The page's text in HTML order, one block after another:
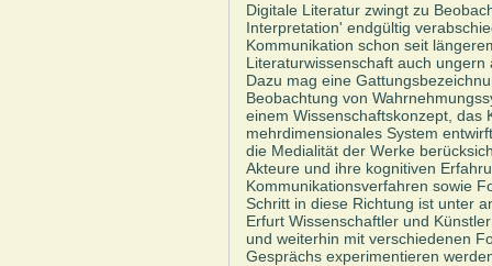
Digitale Literatur zwingt zu
Interpretation' endgültig
Kommunikation schon seit
Literaturwissenschaft auch
Dazu mag eine
Beobachtung von
einem Wissenschaftskonzept, das
mehrdimensionales System
die Medialität der Werke
Akteure und ihre kognitiven
Kommunikationsverfahren sowie
Schritt in diese Richtung ist unter
Erfurt Wissenschaftler und
und weiterhin mit verschiedenen
Gesprächs experimentieren